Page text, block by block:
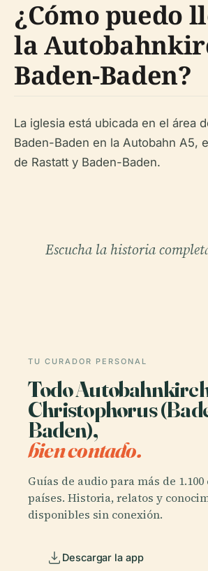
¿Cómo puedo
la
Baden-Baden?
La iglesia está ubicada en el área
Baden-Baden en la Autobahn A5,
de Rastatt y Baden-Baden.
Escucha la historia
TU CURADOR PERSONAL
Todo
Christophorus
Baden),
bien contado.
Guías de audio para más de
países. Historia, relatos y
disponibles sin conexión.
Descargar la app